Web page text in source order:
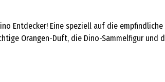
Entdecker! Eine speziell auf die
Orangen-Duft, die Dino-Sammelfigur und